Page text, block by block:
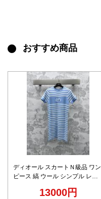
おすすめ商品
ディオール スカートＮ級品 ワン
ピース 縞 ウール シンプル レデ
13000円